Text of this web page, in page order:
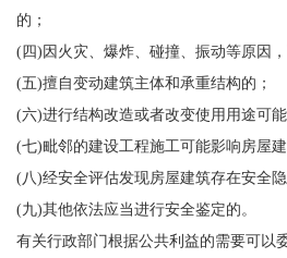
的；
(四)因火灾、爆炸、碰撞、振动等原因
(五)擅自变动建筑主体和承重结构的；
(六)进行结构改造或者改变使用用途可
(七)毗邻的建设工程施工可能影响房屋
(八)经安全评估发现房屋建筑存在安全
(九)其他依法应当进行安全鉴定的。
有关行政部门根据公共利益的需要可以